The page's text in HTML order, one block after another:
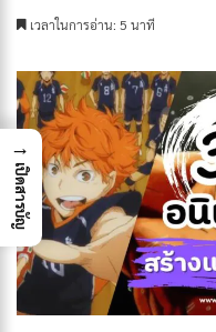
เวลาในการอ่าน: 5 นาที
→
เปิดสารบัญ